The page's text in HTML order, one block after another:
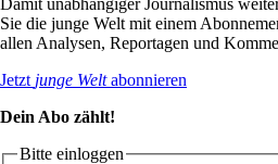
Sie die junge Welt mit einem
allen Analysen, Reportagen und
Jetzt junge Weltabonnieren
Dein Abo zählt!
Bitte einloggen